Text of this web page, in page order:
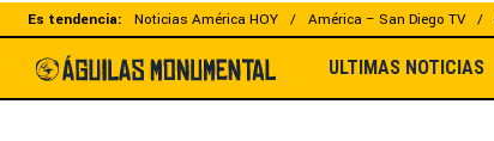
Es tendencia: Noticias América HOY América – San Diego TV
ULTIMAS NOTICIAS